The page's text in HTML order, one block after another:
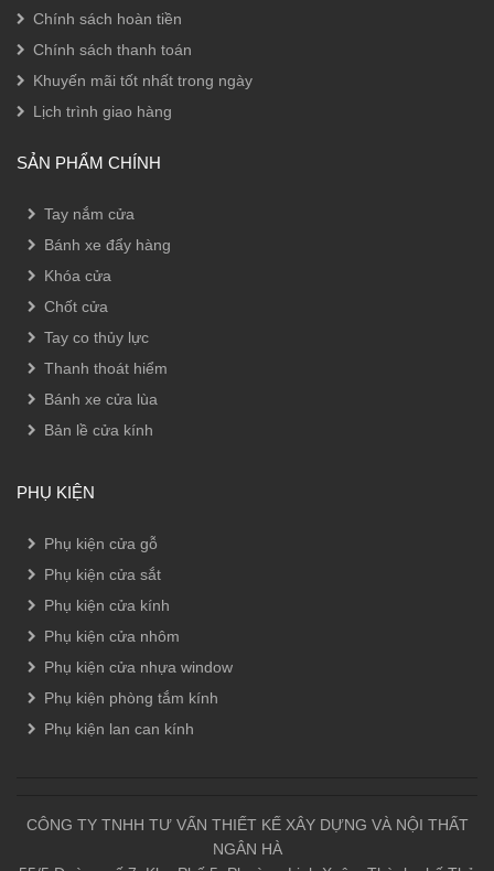
Chính sách hoàn tiền
Chính sách thanh toán
Khuyến mãi tốt nhất trong ngày
Lịch trình giao hàng
SẢN PHẨM CHÍNH
Tay nắm cửa
Bánh xe đẩy hàng
Khóa cửa
Chốt cửa
Tay co thủy lực
Thanh thoát hiểm
Bánh xe cửa lùa
Bản lề cửa kính
PHỤ KIỆN
Phụ kiện cửa gỗ
Phụ kiện cửa sắt
Phụ kiện cửa kính
Phụ kiện cửa nhôm
Phụ kiện cửa nhựa window
Phụ kiện phòng tắm kính
Phụ kiện lan can kính
CÔNG TY TNHH TƯ VẤN THIẾT KẾ XÂY DỰNG VÀ NỘI THẤT
NGÂN HÀ